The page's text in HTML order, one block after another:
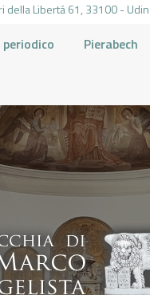
della Libertá 61, 33100 -
periodico Pierabech